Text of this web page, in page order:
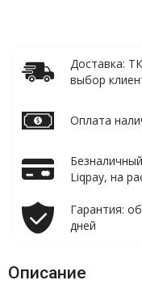
Доставка:
выбор
Оплата
Liqpay, на
Гарантия:
дней
Описание